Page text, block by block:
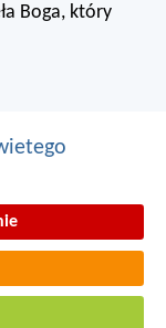
Boga, który